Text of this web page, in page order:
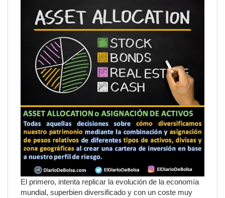
El primero, intenta replicar la evolución de la economía
mundial, superbien diversificado y con un coste muy